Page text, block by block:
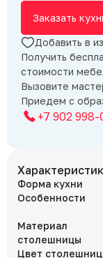
Заказать
Добавить в
Получить
стоимости
Вызовите
Приедем с
+7 902
Форма кухни
Особенности
Материал
столешницы
Цвет